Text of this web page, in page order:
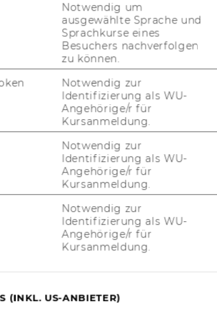
NewsletterBluesky
Notwendig um
ausgewählte Sprache und
Sprachkurse eines
Besuchers nachverfolgen
zu können.
Notwendig zur
Identifizierung als WU-
Angehörige/r für
Kursanmeldung.
Notwendig zur
Identifizierung als WU-
Angehörige/r für
Kursanmeldung.
Notwendig zur
Identifizierung als WU-
Angehörige/r für
Kursanmeldung.
(INKL. US-ANBIETER)